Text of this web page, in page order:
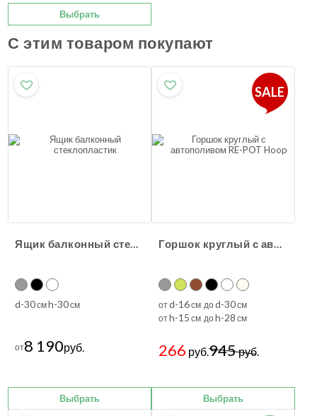
Выбрать
С этим товаром покупают
Ящик балконный стеклопластик
d-30смh-30см
от8 190руб.
Выбрать
SALE
Горшок круглый с автополивом RE-POT Hoop
отd-16см доd-30см
отh-15 см доh-28 см
266 руб.945руб.
Выбрать